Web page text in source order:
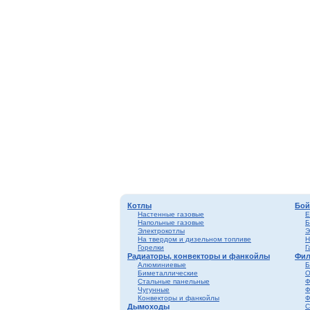
Котлы
Настенные газовые
Напольные газовые
Электрокотлы
На твердом и дизельном топливе
Горелки
Радиаторы, конвекторы и фанкойлы
Алюминиевые
Биметаллические
Стальные панельные
Чугунные
Конвекторы и фанкойлы
Дымоходы